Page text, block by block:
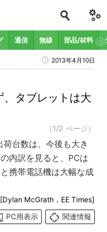
通信 無線 部品/材料
2013年4月10日
、タブレットは大
（1/2 ページ）
台数は、今後も大き
内訳を見ると、PCは
携帯電話機は大幅な成
[Dylan McGrath，EE Times]
PC用表示
関連情報